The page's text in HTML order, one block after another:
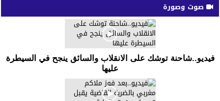
صوت وصورة
فيديو..شاحنة توشك على الانقلاب والسائق ينجح في السيطرة
عليها